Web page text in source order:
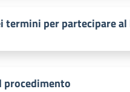
termini per partecipare
procedimento